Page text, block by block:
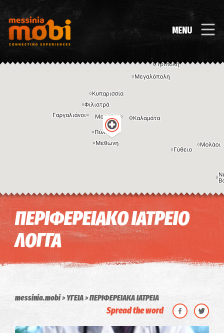
MENU
Η εικόνα ενδέχεται να υπόκειται σε πνευματικά δικαιώματα Όροι
ΠΕΡΙΦΕΡΕΙΑΚΟ ΙΑΤΡΕΙΟ
ΛΟΓΓΑ
messinia.mobi ΥΓΕΙΑ ΠΕΡΙΦΕΡΕΙΑΚΑ ΙΑΤΡΕΙΑ
Spread the word